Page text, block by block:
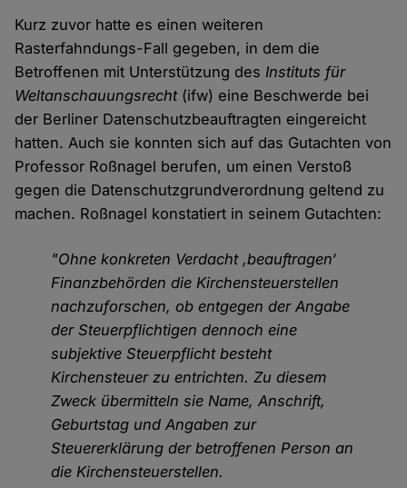
Kurz zuvor hatte es einen weiteren
Rasterfahndungs-Fall gegeben, in dem die
Betroffenen mit Unterstützung des Instituts für
Weltanschauungsrecht(ifw) eine Beschwerde bei
der Berliner Datenschutzbeauftragten eingereicht
hatten. Auch sie konnten sich auf das Gutachten von
Professor Roßnagel berufen, um einen Verstoß
gegen die Datenschutzgrundverordnung geltend zu
machen. Roßnagel konstatiert in seinem Gutachten:
"Ohne konkreten Verdacht ‚beauftragen‘
Finanzbehörden die Kirchensteuerstellen
nachzuforschen, ob entgegen der Angabe
der Steuerpflichtigen dennoch eine
subjektive Steuerpflicht besteht
Kirchensteuer zu entrichten. Zu diesem
Zweck übermitteln sie Name, Anschrift,
Geburtstag und Angaben zur
Steuererklärung der betroffenen Person an
die Kirchensteuerstellen.